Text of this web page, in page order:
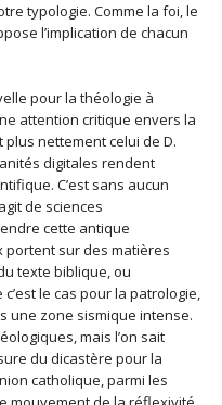
typologie. Comme la foi, le
l’implication de chacun
pour la théologie à
attention critique envers la
plus nettement celui de D.
digitales rendent
C’est sans aucun
de sciences
cette antique
portent sur des matières
texte biblique, ou
le cas pour la patrologie,
une zone sismique intense.
mais l’on sait
du dicastère pour la
catholique, parmi les